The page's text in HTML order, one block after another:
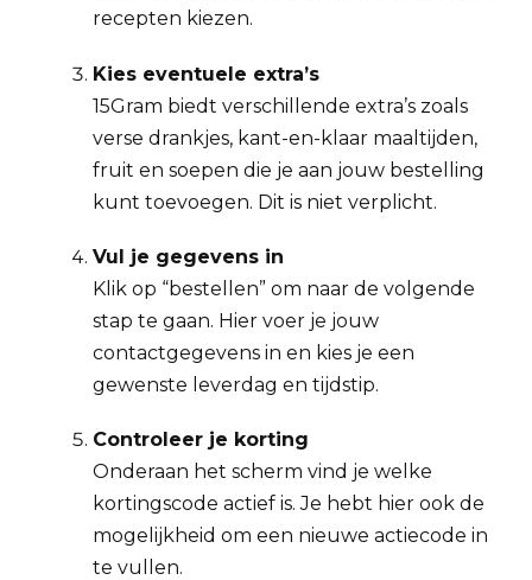
recepten kiezen.
Kies eventuele extra’s
15Gram biedt verschillende extra’s zoals
verse drankjes, kant-en-klaar maaltijden,
fruit en soepen die je aan jouw bestelling
kunt toevoegen. Dit is niet verplicht.
Vul je gegevens in
Klik op “bestellen” om naar de volgende
stap te gaan. Hier voer je jouw
contactgegevens in en kies je een
gewenste leverdag en tijdstip.
Controleer je korting
Onderaan het scherm vind je welke
kortingscode actief is. Je hebt hier ook de
mogelijkheid om een nieuwe actiecode in
te vullen.